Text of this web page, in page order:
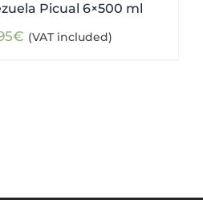
Picual 6×500 ml
€ Current
(VAT included)